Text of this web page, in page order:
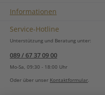
Informationen
Service-Hotline
Unterstützung und Beratung unter:
089 / 67 37 09 00
Mo-Sa, 09:30 - 18:00 Uhr
Oder über unser Kontaktformular.